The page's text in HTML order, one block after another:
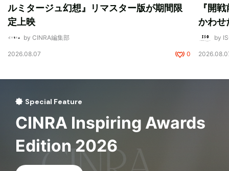
ルミタージュ幻想』リマスター版が期間限
定上映
by CINRA編集部
2026.08.07 0
『開
かわせ
by
Special Feature
CINRA Inspiring Awards
Edition 2026